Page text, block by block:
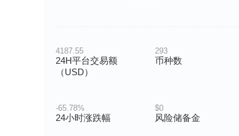
4187.55
24H平台交易额
（USD）
293
币种数
-65.78%
24小时涨跌幅
$0
风险储备金